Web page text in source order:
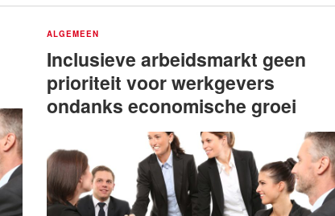
ALGEMEEN
Inclusieve arbeidsmarkt geen
prioriteit voor werkgevers
ondanks economische groei